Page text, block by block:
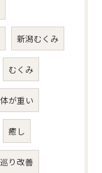
新潟むくみ
むくみ
体が重い
癒し
巡り改善